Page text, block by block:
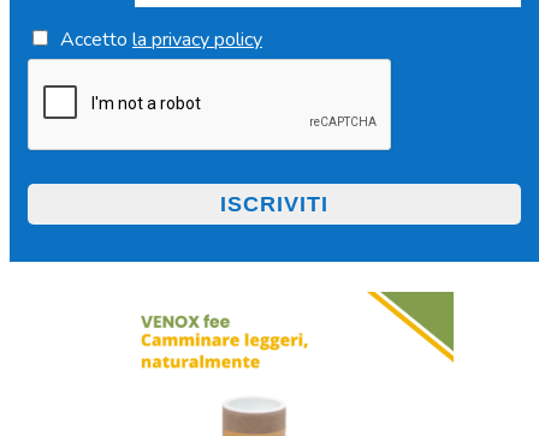
Accetto la privacy policy